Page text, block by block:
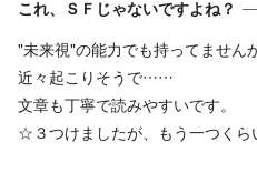
これ、ＳＦじゃないですよね？
"未来視"の能力でも持ってません
近々起こりそうで……
文章も丁寧で読みやすいです。
☆３つけましたが、もう一つくら